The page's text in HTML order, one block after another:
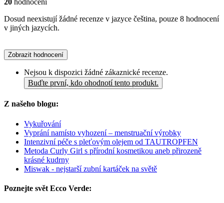
20 hodnocení
Dosud neexistují žádné recenze v jazyce čeština, pouze 8 hodnocení
v jiných jazycích.
Zobrazit hodnocení
Nejsou k dispozici žádné zákaznické recenze.
Buďte první, kdo ohodnotí tento produkt.
Z našeho blogu:
Vykuřování
Vyprání namísto vyhození – menstruační výrobky
Intenzivní péče s pleťovým olejem od TAUTROPFEN
Metoda Curly Girl s přírodní kosmetikou aneb přirozeně
krásné kudrny
Miswak - nejstarší zubní kartáček na světě
Poznejte svět Ecco Verde: